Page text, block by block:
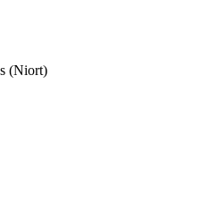
(Niort)